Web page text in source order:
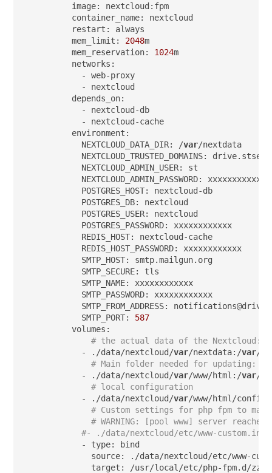
    image: nextcloud:fpm
    container_name: nextcloud
    restart: always
    mem_limit:
2048m
    mem_reservation:
1024m
    networks:
      - web-proxy
      - nextcloud
    depends_on:
      - nextcloud-db
      - nextcloud-cache
    environment:
      NEXTCLOUD_DATA_DIR: /
var/nextdata
NEXTCLOUD_TRUSTED_DOMAINS:
      NEXTCLOUD_ADMIN_USER: st
      NEXTCLOUD_ADMIN_PASSWORD: xxxxxxxxxxxx
      POSTGRES_HOST: nextcloud-db
      POSTGRES_DB: nextcloud
      POSTGRES_USER: nextcloud
      POSTGRES_PASSWORD: xxxxxxxxxxxx
      REDIS_HOST: nextcloud-cache
      REDIS_HOST_PASSWORD: xxxxxxxxxxxx
      SMTP_HOST: smtp.mailgun.org
      SMTP_SECURE: tls
      SMTP_NAME: xxxxxxxxxxxx
      SMTP_PASSWORD: xxxxxxxxxxxx
SMTP_FROM_ADDRESS:
      SMTP_PORT:
587
    volumes:
# the actual data of the Nextcloud:
      - ./data/nextcloud/
var/nextdata:/var/
# Main folder needed for updating:
      - ./data/nextcloud/
var/www/html:/var/
# local configuration
      - ./data/nextcloud/
var/www/html/
# Custom settings for php fpm to
# WARNING: [pool www] server
#- ./data/nextcloud/etc/www-
      - type: bind
source: ./data/nextcloud/etc/www-
target: /usr/local/etc/php-fpm.d/zz-